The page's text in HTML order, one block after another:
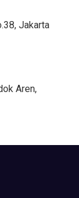
Jakarta
Aren,